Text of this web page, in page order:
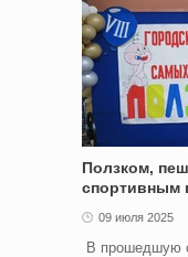
Ползком,
спортивным
09 июля 2025
В прошедшую